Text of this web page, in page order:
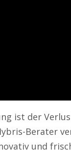
ist der
Berater
und